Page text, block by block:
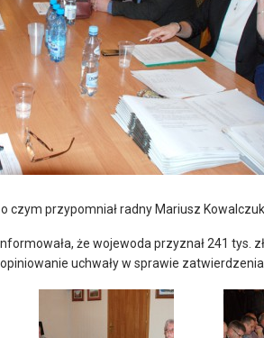
czym przypomniał radny Mariusz Kowalczuk.
że wojewoda przyznał 241 tys.
uchwały w sprawie